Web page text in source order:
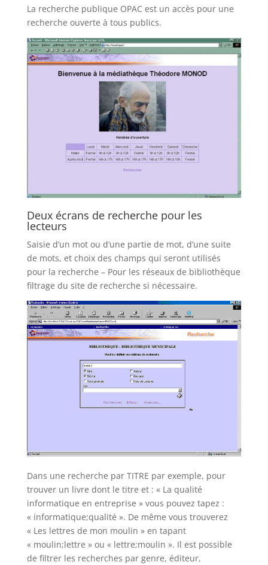
La recherche publique OPAC est un accès pour une
recherche ouverte à tous publics.
Deux écrans de recherche pour les
lecteurs
Saisie d’un mot ou d’une partie de mot, d’une suite
de mots, et choix des champs qui seront utilisés
pour la recherche – Pour les réseaux de bibliothèque
filtrage du site de recherche si nécessaire.
Dans une recherche par TITRE par exemple, pour
trouver un livre dont le titre et : « La qualité
informatique en entreprise » vous pouvez tapez :
« informatique;qualité ». De même vous trouverez
« Les lettres de mon moulin » en tapant
« moulin;lettre » ou « lettre;moulin ». Il est possible
de filtrer les recherches par genre, éditeur,